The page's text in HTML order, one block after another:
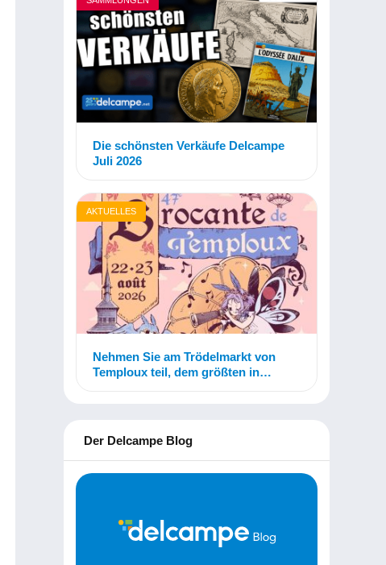
Die schönsten Verkäufe Delcampe
Juli 2026
AKTUELLES
Nehmen Sie am Trödelmarkt von
Temploux teil, dem größten in
Der Delcampe Blog